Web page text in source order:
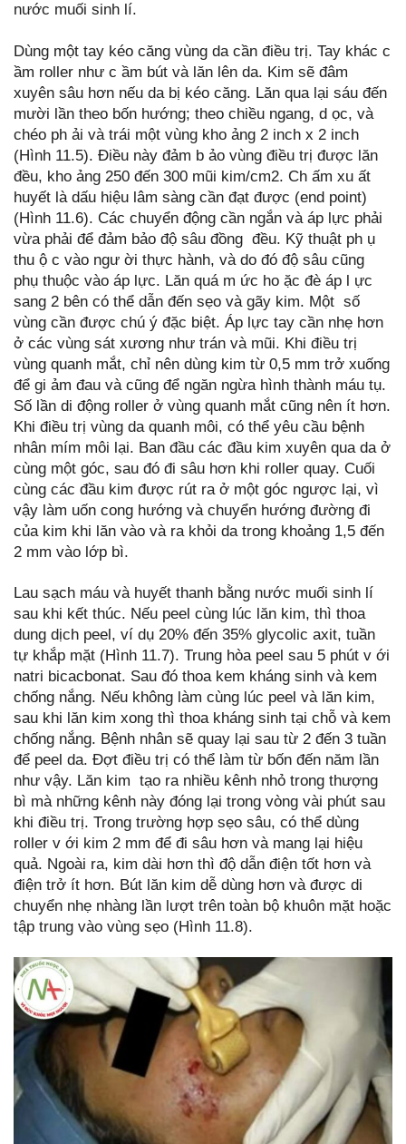
nước muối sinh lí.
Dùng một tay kéo căng vùng da cần điều trị. Tay khác c
ầm roller như c ầm bút và lăn lên da. Kim sẽ đâm
xuyên sâu hơn nếu da bị kéo căng. Lăn qua lại sáu đến
mười lần theo bốn hướng; theo chiều ngang, d ọc, và
chéo ph ải và trái một vùng kho ảng 2 inch x 2 inch
(Hình 11.5). Điều này đảm b ảo vùng điều trị được lăn
đều, kho ảng 250 đến 300 mũi kim/cm2. Ch ấm xu ất
huyết là dấu hiệu lâm sàng cần đạt được (end point)
(Hình 11.6). Các chuyển động cần ngắn và áp lực phải
vừa phải để đảm bảo độ sâu đồng đều. Kỹ thuật ph ụ
thu ộ c vào ngư ời thực hành, và do đó độ sâu cũng
phụ thuộc vào áp lực. Lăn quá m ức ho ặc đè áp l ực
sang 2 bên có thể dẫn đến sẹo và gãy kim. Một số
vùng cần được chú ý đặc biệt. Áp lực tay cần nhẹ hơn
ở các vùng sát xương như trán và mũi. Khi điều trị
vùng quanh mắt, chỉ nên dùng kim từ 0,5 mm trở xuống
để gi ảm đau và cũng để ngăn ngừa hình thành máu tụ.
Số lần di động roller ở vùng quanh mắt cũng nên ít hơn.
Khi điều trị vùng da quanh môi, có thể yêu cầu bệnh
nhân mím môi lại. Ban đầu các đầu kim xuyên qua da ở
cùng một góc, sau đó đi sâu hơn khi roller quay. Cuối
cùng các đầu kim được rút ra ở một góc ngược lại, vì
vậy làm uốn cong hướng và chuyển hướng đường đi
của kim khi lăn vào và ra khỏi da trong khoảng 1,5 đến
2 mm vào lớp bì.
Lau sạch máu và huyết thanh bằng nước muối sinh lí
sau khi kết thúc. Nếu peel cùng lúc lăn kim, thì thoa
dung dịch peel, ví dụ 20% đến 35% glycolic axit, tuần
tự khắp mặt (Hình 11.7). Trung hòa peel sau 5 phút v ới
natri bicacbonat. Sau đó thoa kem kháng sinh và kem
chống nắng. Nếu không làm cùng lúc peel và lăn kim,
sau khi lăn kim xong thì thoa kháng sinh tại chỗ và kem
chống nắng. Bệnh nhân sẽ quay lại sau từ 2 đến 3 tuần
để peel da. Đợt điều trị có thể làm từ bốn đến năm lần
như vậy. Lăn kim tạo ra nhiều kênh nhỏ trong thượng
bì mà những kênh này đóng lại trong vòng vài phút sau
khi điều trị. Trong trường hợp sẹo sâu, có thể dùng
roller v ới kim 2 mm để đi sâu hơn và mang lại hiệu
quả. Ngoài ra, kim dài hơn thì độ dẫn điện tốt hơn và
điện trở ít hơn. Bút lăn kim dễ dùng hơn và được di
chuyển nhẹ nhàng lần lượt trên toàn bộ khuôn mặt hoặc
tập trung vào vùng sẹo (Hình 11.8).